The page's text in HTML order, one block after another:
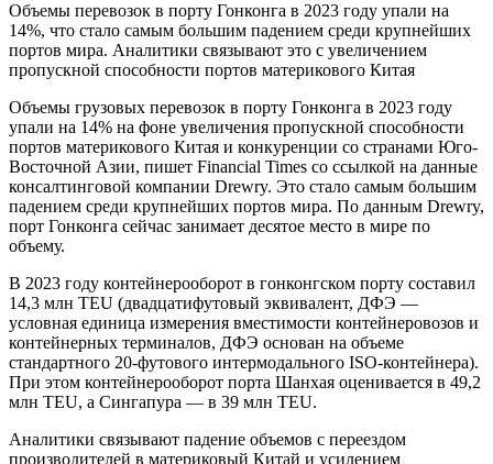
Объемы перевозок в порту Гонконга в 2023 году упали на
14%, что стало самым большим падением среди крупнейших
портов мира. Аналитики связывают это с увеличением
пропускной способности портов материкового Китая
Объемы грузовых перевозок в порту Гонконга в 2023 году
упали на 14% на фоне увеличения пропускной способности
портов материкового Китая и конкуренции со странами Юго-
Восточной Азии, пишет Financial Times со ссылкой на данные
консалтинговой компании Drewry. Это стало самым большим
падением среди крупнейших портов мира. По данным Drewry,
порт Гонконга сейчас занимает десятое место в мире по
объему.
В 2023 году контейнерооборот в гонконгском порту составил
14,3 млн TEU (двадцатифутовый эквивалент, ДФЭ —
условная единица измерения вместимости контейнеровозов и
контейнерных терминалов, ДФЭ основан на объеме
стандартного 20-футового интермодального ISO-контейнера).
При этом контейнерооборот порта Шанхая оценивается в 49,2
млн TEU, а Сингапура — в 39 млн TEU.
Аналитики связывают падение объемов с переездом
производителей в материковый Китай и усилением